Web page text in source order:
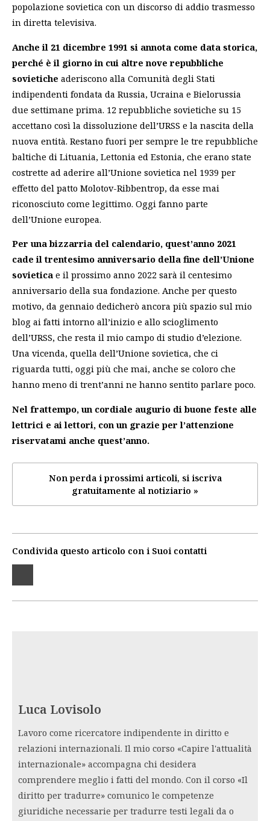
popolazione sovietica con un discorso di addio trasmesso
in diretta televisiva.
Anche il 21 dicembre 1991 si annota come data storica,
perché è il giorno in cui altre nove repubbliche
sovietiche aderiscono alla Comunità degli Stati
indipendenti fondata da Russia, Ucraina e Bielorussia
due settimane prima. 12 repubbliche sovietiche su 15
accettano così la dissoluzione dell’URSS e la nascita della
nuova entità. Restano fuori per sempre le tre repubbliche
baltiche di Lituania, Lettonia ed Estonia, che erano state
costrette ad aderire all’Unione sovietica nel 1939 per
effetto del patto Molotov-Ribbentrop, da esse mai
riconosciuto come legittimo. Oggi fanno parte
dell’Unione europea.
Per una bizzarria del calendario, quest’anno 2021
cade il trentesimo anniversario della fine dell’Unione
sovietica e il prossimo anno 2022 sarà il centesimo
anniversario della sua fondazione. Anche per questo
motivo, da gennaio dedicherò ancora più spazio sul mio
blog ai fatti intorno all’inizio e allo scioglimento
dell’URSS, che resta il mio campo di studio d’elezione.
Una vicenda, quella dell’Unione sovietica, che ci
riguarda tutti, oggi più che mai, anche se coloro che
hanno meno di trent’anni ne hanno sentito parlare poco.
Nel frattempo, un cordiale augurio di buone feste alle
lettrici e ai lettori, con un grazie per l’attenzione
riservatami anche quest’anno.
Non perda i prossimi articoli, si iscriva
gratuitamente al notiziario »
Condivida questo articolo con i Suoi contatti
Luca Lovisolo
Lavoro come ricercatore indipendente in diritto e
relazioni internazionali. Il mio corso «Capire l'attualità
internazionale» accompagna chi desidera
comprendere meglio i fatti del mondo. Con il corso «Il
diritto per tradurre» comunico le competenze
giuridiche necessarie per tradurre testi legali da o